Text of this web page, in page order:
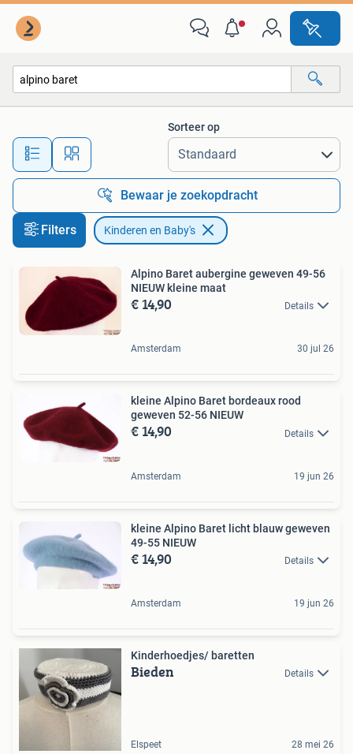
Alle afstanden…
Sorteer op
Bewaar je zoekopdracht
Filters Kinderen en Baby's
Alpino Baret aubergine geweven 49-56
NIEUW kleine maat
€ 14,90 Details
Amsterdam 30 jul 26
kleine Alpino Baret bordeaux rood
geweven 52-56 NIEUW
€ 14,90 Details
Amsterdam 19 jun 26
kleine Alpino Baret licht blauw geweven
49-55 NIEUW
€ 14,90 Details
Amsterdam 19 jun 26
Kinderhoedjes/ baretten
Bieden Details
Elspeet 28 mei 26